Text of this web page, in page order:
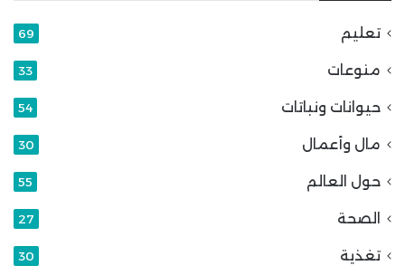
تعليم 69
منوعات 33
حيوانات ونباتات 54
مال وأعمال 30
حول العالم 55
الصحة 27
تغذية 30